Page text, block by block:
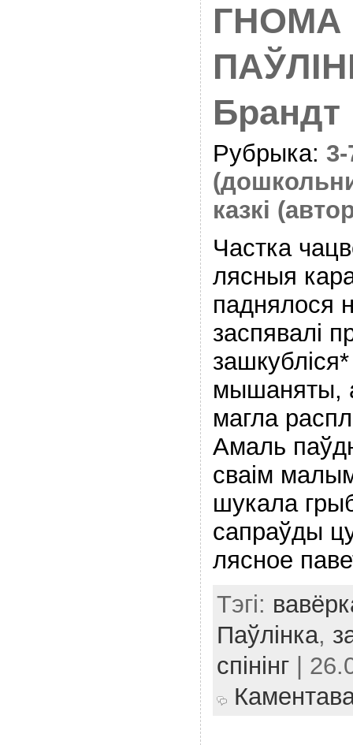
ГНОМА
Брандт
Рубрыка:
казкі
Частка
лясныя
паднялося
заспявалi
мышаняты,
магла
Амаль
сваім
шукала
сапраўды
лясное
Тэгі:
Паўлінка,
спінінг|